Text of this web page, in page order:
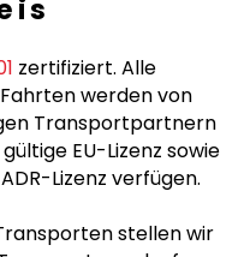
zertifiziert. Alle
Transportpartnern